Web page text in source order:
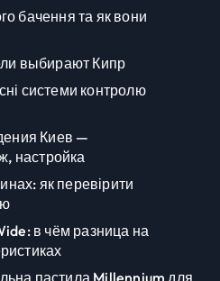
бачення та як вони
выбирают Кипр
системи контролю
Киев —
настройка
як перевірити
в чём разница на